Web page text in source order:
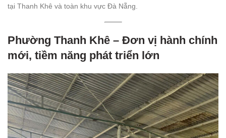
tại Thanh Khê và toàn khu vực Đà Nẵng.
Phường Thanh Khê – Đơn vị hành chính
mới, tiềm năng phát triển lớn